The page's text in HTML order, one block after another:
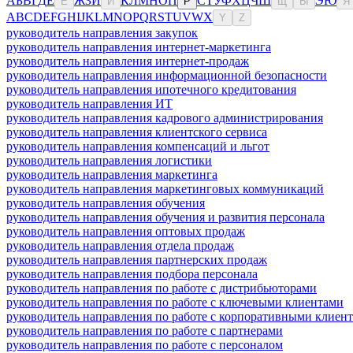
ABCDEFGHIJKLMNOPQRSTUVWX Y Z
руководитель направления закупок
руководитель направления интернет-маркетинга
руководитель направления интернет-продаж
руководитель направления информационной безопасности
руководитель направления ипотечного кредитования
руководитель направления ИТ
руководитель направления кадрового администрирования
руководитель направления клиентского сервиса
руководитель направления компенсаций и льгот
руководитель направления логистики
руководитель направления маркетинга
руководитель направления маркетинговых коммуникаций
руководитель направления обучения
руководитель направления обучения и развития персонала
руководитель направления оптовых продаж
руководитель направления отдела продаж
руководитель направления партнерских продаж
руководитель направления подбора персонала
руководитель направления по работе с дистрибьюторами
руководитель направления по работе с ключевыми клиентами
руководитель направления по работе с корпоративными
руководитель направления по работе с партнерами
руководитель направления по работе с персоналом